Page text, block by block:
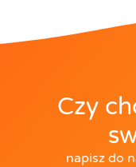
Czy
napisz do